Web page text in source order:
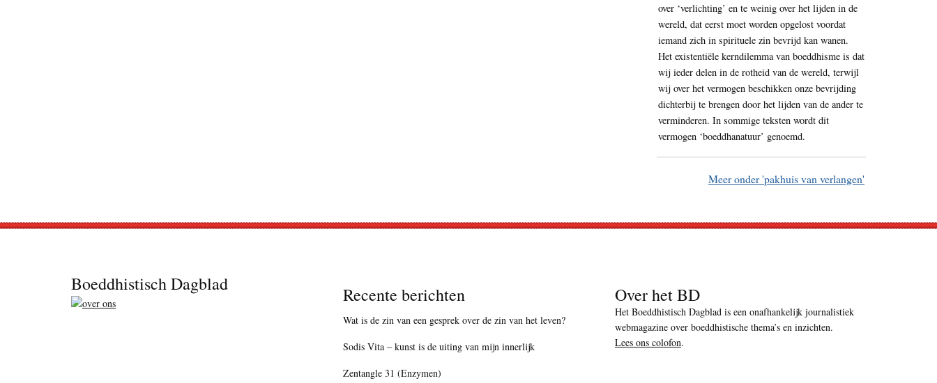
over ‘verlichting’ en te weinig over het lijden in de
wereld, dat eerst moet worden opgelost voordat
iemand zich in spirituele zin bevrijd kan wanen.
Het existentiële kerndilemma van boeddhisme is dat
wij ieder delen in de rotheid van de wereld, terwijl
wij over het vermogen beschikken onze bevrijding
dichterbij te brengen door het lijden van de ander te
verminderen. In sommige teksten wordt dit
vermogen ‘boeddhanatuur’ genoemd.
Meer onder 'pakhuis van verlangen'
Boeddhistisch Dagblad Recente berichten
Wat is de zin van een gesprek over de zin van het leven?
Sodis Vita – kunst is de uiting van mijn innerlijk
Zentangle 31 (Enzymen)
Over het BD
Het Boeddhistisch Dagblad is een onafhankelijk journalistiek
webmagazine over boeddhistische thema’s en inzichten.
Lees ons colofon.